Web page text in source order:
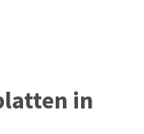
in